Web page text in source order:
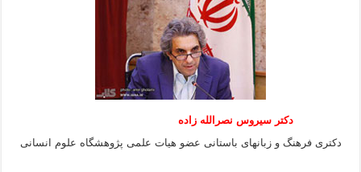
دکتر سیروس نصرالله زاده
دکتری فرهنگ و زبانهای باستانی عضو هیات علمی پژوهشگاه علوم انسانی